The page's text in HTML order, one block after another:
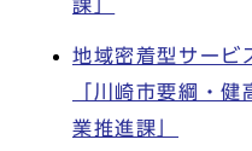
課」
地域密着型サービ
「川崎市要綱・
業推進課」